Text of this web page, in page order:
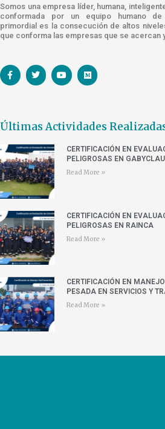
Somos una empresa líder, humana,
conformada por un equipo humano
primordial es la consecución de altos
que conforma las empresas que se acercan
Últimas Actividades
CERTIFICACIÓN EN
PELIGROSAS EN GABYCLAU
Read More »
CERTIFICACIÓN EN
PELIGROSAS EN RAINCA
Read More »
CERTIFICACIÓN EN
PESADA EN SERVICIOS Y
Read More »